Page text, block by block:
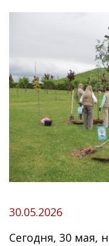
30.05.2026
Сегодня, 30 мая,